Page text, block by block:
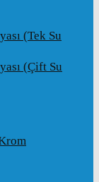
(Tek Su
(Çift Su